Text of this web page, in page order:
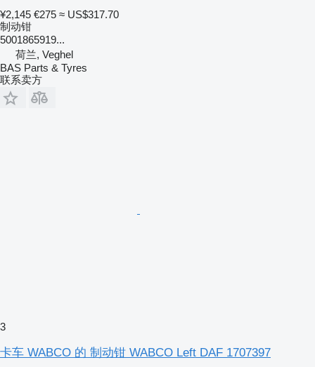
¥2,145 €275 ≈ US$317.70
制动钳
5001865919...
荷兰, Veghel
BAS Parts & Tyres
联系卖方
3
卡车 WABCO 的 制动钳 WABCO Left DAF 1707397